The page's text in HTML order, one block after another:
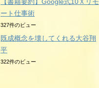
ート仕事術
327件のビュー
既成概念を壊してくれる大谷翔
平
322件のビュー